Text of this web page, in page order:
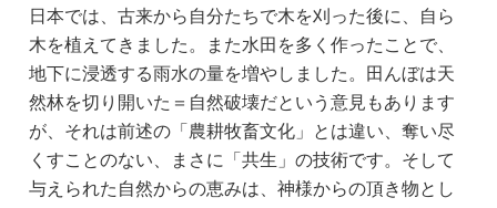
日本では、古来から自分たちで木を刈った後に、自ら
木を植えてきました。また水田を多く作ったことで、
地下に浸透する雨水の量を増やしました。田んぼは天
然林を切り開いた＝自然破壊だという意見もあります
が、それは前述の「農耕牧畜文化」とは違い、奪い尽
くすことのない、まさに「共生」の技術です。そして
与えられた自然からの恵みは、神様からの頂き物とし